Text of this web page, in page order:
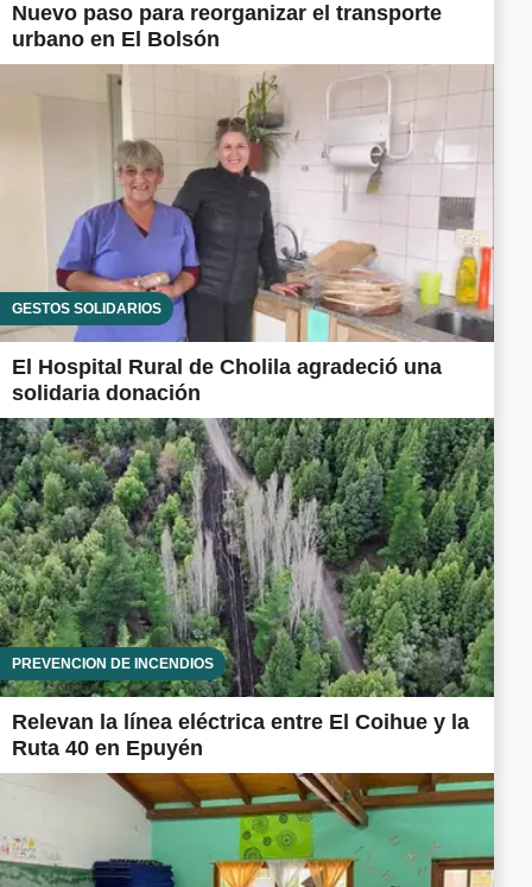
Nuevo paso para reorganizar el transporte
urbano en El Bolsón
GESTOS SOLIDARIOS
El Hospital Rural de Cholila agradeció una
solidaria donación
PREVENCIÓN DE INCENDIOS
Relevan la línea eléctrica entre El Coihue y la
Ruta 40 en Epuyén